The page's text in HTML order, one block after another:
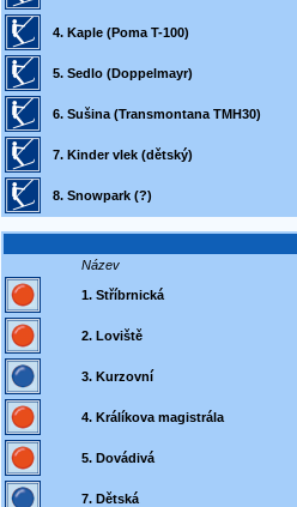
4. Kaple (Poma T-100)
5. Sedlo (Doppelmayr)
6. Sušina (Transmontana TMH30)
7. Kinder vlek (dětský)
8. Snowpark (?)
Název
1. Stříbrnická
2. Loviště
3. Kurzovní
4. Králíkova magistrála
5. Dovádivá
7. Dětská